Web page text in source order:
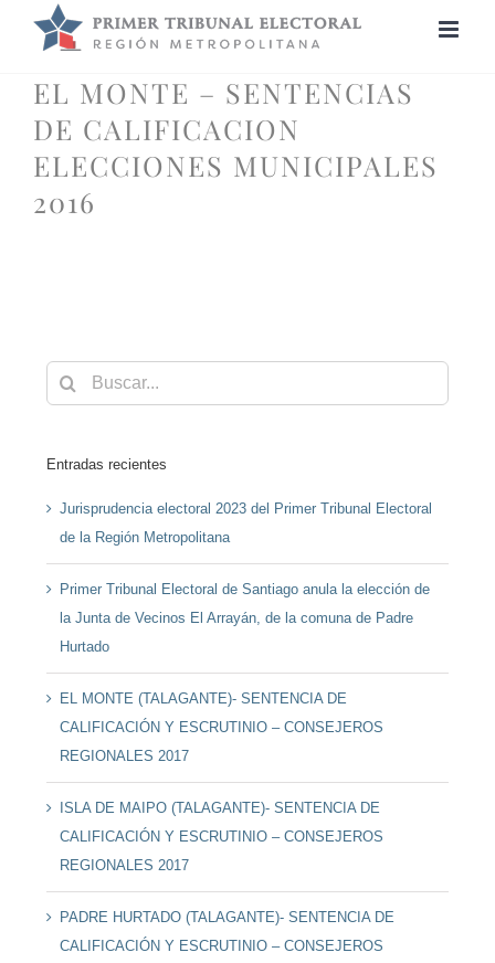
EL MONTE – SENTENCIAS
DE CALIFICACION
ELECCIONES MUNICIPALES
2016
Buscar:
Entradas recientes
Jurisprudencia electoral 2023 del Primer Tribunal Electoral
de la Región Metropolitana
Primer Tribunal Electoral de Santiago anula la elección de
la Junta de Vecinos El Arrayán, de la comuna de Padre
Hurtado
EL MONTE (TALAGANTE)- SENTENCIA DE
CALIFICACIÓN Y ESCRUTINIO – CONSEJEROS
REGIONALES 2017
ISLA DE MAIPO (TALAGANTE)- SENTENCIA DE
CALIFICACIÓN Y ESCRUTINIO – CONSEJEROS
REGIONALES 2017
PADRE HURTADO (TALAGANTE)- SENTENCIA DE
CALIFICACIÓN Y ESCRUTINIO – CONSEJEROS